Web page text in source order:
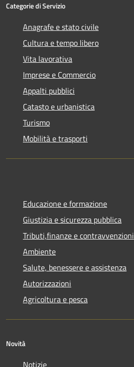
Categorie di Servizio
Anagrafe e stato civile
Cultura e tempo libero
Vita lavorativa
Imprese e Commercio
Appalti pubblici
Catasto e urbanistica
Turismo
Mobilità e trasporti
Educazione e formazione
Giustizia e sicurezza pubblica
Tributi,finanze e contravvenzioni
Ambiente
Salute, benessere e assistenza
Autorizzazioni
Agricoltura e pesca
Novità